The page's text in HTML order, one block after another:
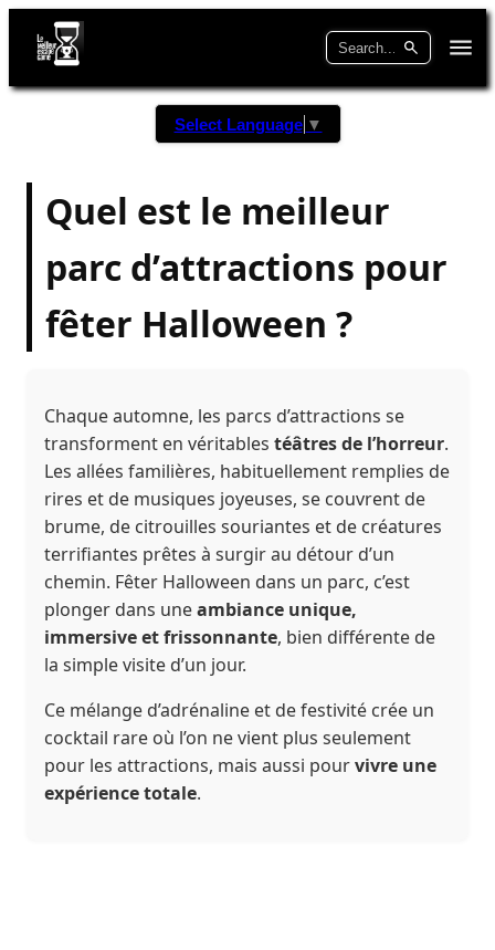
Select Language ▼
Quel est le meilleur
parc d’attractions pour
fêter Halloween ?
Chaque automne, les parcs d’attractions se
transforment en véritables téâtres de l’horreur.
Les allées familières, habituellement remplies de
rires et de musiques joyeuses, se couvrent de
brume, de citrouilles souriantes et de créatures
terrifiantes prêtes à surgir au détour d’un
chemin. Fêter Halloween dans un parc, c’est
plonger dans uneambiance unique,
immersive et frissonnante, bien différente de
la simple visite d’un jour.
Ce mélange d’adrénaline et de festivité crée un
cocktail rare où l’on ne vient plus seulement
pour les attractions, mais aussi pourvivre une
expérience totale.